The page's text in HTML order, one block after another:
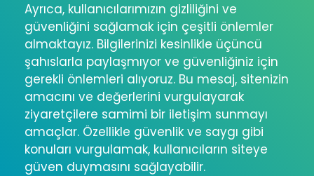
Ayrıca, kullanıcılarımızın gizliliğini ve
güvenliğini sağlamak için çeşitli önlemler
almaktayız. Bilgilerinizi kesinlikle üçüncü
şahıslarla paylaşmıyor ve güvenliğiniz için
gerekli önlemleri alıyoruz. Bu mesaj, sitenizin
amacını ve değerlerini vurgulayarak
ziyaretçilere samimi bir iletişim sunmayı
amaçlar. Özellikle güvenlik ve saygı gibi
konuları vurgulamak, kullanıcıların siteye
güven duymasını sağlayabilir.